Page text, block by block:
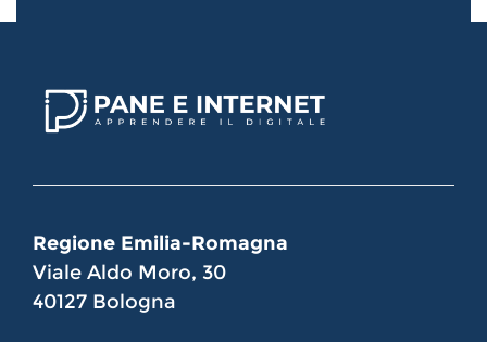
Regione Emilia-Romagna
Viale Aldo Moro, 30
40127 Bologna